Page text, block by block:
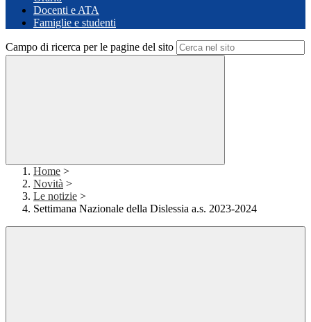
Docenti e ATA
Famiglie e studenti
Campo di ricerca per le pagine del sito
Home >
Novità >
Le notizie >
Settimana Nazionale della Dislessia a.s. 2023-2024